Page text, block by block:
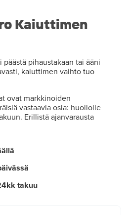
Kaiuttimen
pihaustakaan tai ääni
kaiuttimen vaihto tuo
ovat markkinoiden
vastaavia osia: huollolle
Erillistä ajanvarausta
takuu